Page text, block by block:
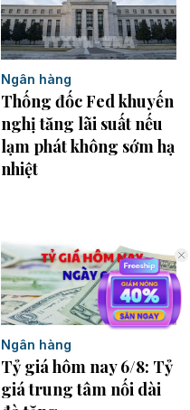
Ngân hàng
Thống đốc Fed khuyến
nghị tăng lãi suất nếu
lạm phát không sớm hạ
nhiệt
Ngân hàng
Tỷ giá hôm nay 6/8: Tỷ
giá trung tâm nối dài